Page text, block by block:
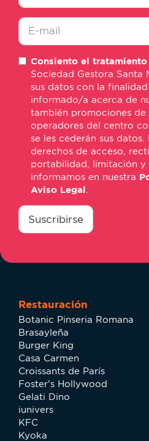
Ciudad
mail
Consiento el
Sociedad Gestora Santa
sus datos con la
informado/a acerca de
también promociones de
operadores del centro
se les cederán sus datos.
derechos de acceso,
portabilidad, limitación y
informamos en nuestra
Aviso Legal
consentimiento
Suscribirse
Restauración
Botanic Pinseria Romana
Brasayleña
Burger King
Casa Carmen
Croissants de París
Foster's Hollywood
Gelati Dino
iunivers
KFC
Kyoka